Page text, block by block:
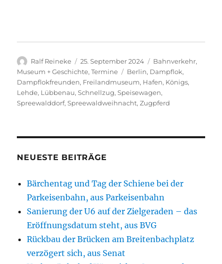
Autor
Ralf Reineke
Veröffentlicht
am
25. September 2024 Kategorien
Bahnverkehr,
Museum + Geschichte,Termine Schlagwörter
Berlin, Dampflok,
Dampflokfreunden, Freilandmuseum, Hafen, Königs,
Lehde, Lübbenau,Schnellzug,Speisewagen,
Spreewalddorf,Spreewaldweihnacht,Zugpferd
NEUESTE BEITRÄGE
Bärchentag und Tag der Schiene bei der
Parkeisenbahn, aus Parkeisenbahn
Sanierung der U6 auf der Zielgeraden – das
Eröffnungsdatum steht, aus BVG
Rückbau der Brücken am Breitenbachplatz
verzögert sich, aus Senat